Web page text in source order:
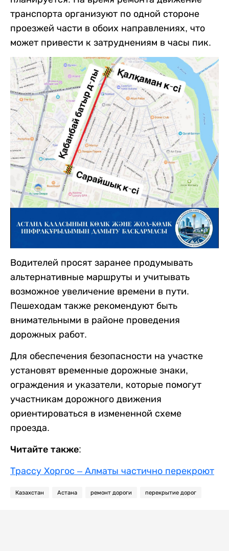
транспорта организуют по одной стороне
проезжей части в обоих направлениях, что
может привести к затруднениям в часы пик.
Водителей просят заранее продумывать
альтернативные маршруты и учитывать
возможное увеличение времени в пути.
Пешеходам также рекомендуют быть
внимательными в районе проведения
дорожных работ.
Для обеспечения безопасности на участке
установят временные дорожные знаки,
ограждения и указатели, которые помогут
участникам дорожного движения
ориентироваться в измененной схеме
проезда.
Читайте также:
Трассу Хоргос – Алматы частично перекроют
Казахстан Астана ремонт дороги перекрытие дорог